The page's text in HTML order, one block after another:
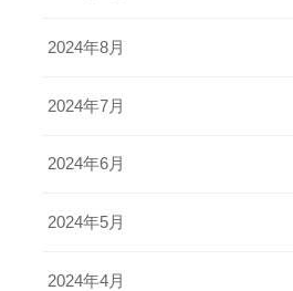
2024年8月
2024年7月
2024年6月
2024年5月
2024年4月